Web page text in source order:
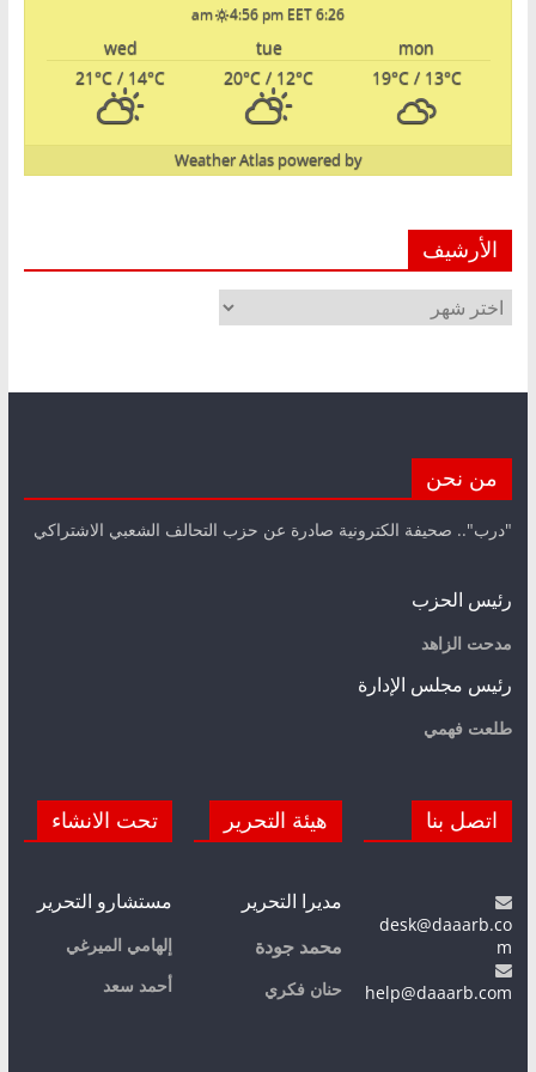
6:26 am
4:56 pm EET
mon
tue
wed
19°C/ 13°C
20°C / 12°C
21°C / 14°C
powered by
Weather Atlas
الأرشيف
الأرشيف
من نحن
"درب".. صحيفة الكترونية صادرة عن حزب التحالف الشعبي الاشتراكي
رئيس الحزب
مدحت الزاهد
رئيس مجلس الإدارة
طلعت فهمي
اتصل بنا
desk@daaarb.co
m
help@daaarb.com
هيئة التحرير
مديرا التحرير
محمد جودة
حنان فكري
تحت الانشاء
مستشارو التحرير
إلهامي الميرغي
أحمد سعد